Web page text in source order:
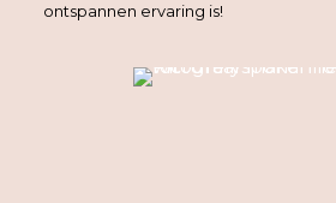
ontspannen ervaring is!